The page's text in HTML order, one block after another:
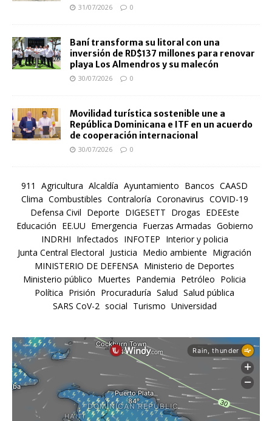
31/07/2026 0
Baní transforma su litoral con una
inversión de RD$137 millones para renovar
playa Los Almendros y su malecón
30/07/2026 0
Movilidad turística sostenible une a
República Dominicana e ITF en un acuerdo
de cooperación internacional
30/07/2026 0
911 Agricultura Alcaldía Ayuntamiento Bancos CAASD
Clima Combustibles Contraloría Coronavirus COVID-19
Defensa Civil Deporte DIGESETT Drogas EDEEste
Educación EE.UU Emergencia Fuerzas Armadas Gobierno
INDRHI Infectados INFOTEP Interior y policia
Junta Central Electoral Justicia Medio ambiente Migración
MINISTERIO DE DEFENSA Ministerio de Deportes
Ministerio público Muertes Pandemia Petróleo Policia
Política Prisión Procuraduría Salud Salud pública
SARS CoV-2 social Turismo Universidad